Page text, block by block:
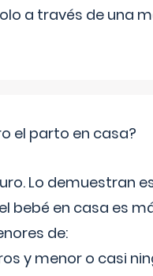
a través de una
el parto en casa?
Lo demuestran
bebé en casa es
de:
y menor o casi